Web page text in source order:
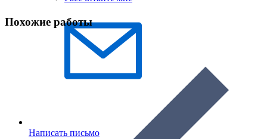
Написать письмо
Похожие работы